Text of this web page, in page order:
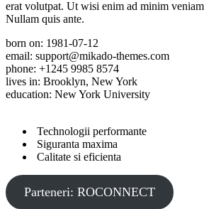
erat volutpat. Ut wisi enim ad minim
Nullam quis ante.
born on: 1981-07-12
email: support@mikado-themes.com
phone: +1245 9985 8574
lives in: Brooklyn, New York
education: New York University
Technologii performante
Siguranta maxima
Calitate si eficienta
Parteneri: ROCONNECT